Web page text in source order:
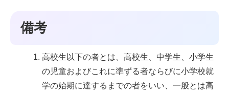
備考
高校生以下の者とは、高校生、中学生、小学生
の児童およびこれに準ずる者ならびに小学校就
学の始期に達するまでの者をいい、一般とは高